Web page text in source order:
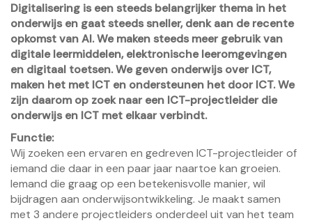
Digitalisering is een steeds belangrijker thema in het
onderwijs en gaat steeds sneller, denk aan de recente
opkomst van AI. We maken steeds meer gebruik van
digitale leermiddelen, elektronische leeromgevingen
en digitaal toetsen. We geven onderwijs over ICT,
maken het met ICT en ondersteunen het door ICT. We
zijn daarom op zoek naar een ICT-projectleider die
onderwijs en ICT met elkaar verbindt.
Functie:
Wij zoeken een ervaren en gedreven ICT-projectleider of
iemand die daar in een paar jaar naartoe kan groeien.
Iemand die graag op een betekenisvolle manier, wil
bijdragen aan onderwijsontwikkeling. Je maakt samen
met 3 andere projectleiders onderdeel uit van het team